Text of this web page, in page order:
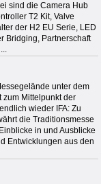
sind die Camera Hub
T2 Kit, Valve
der H2 EU Serie, LED
Bridging, Partnerschaft
unter dem
zum Mittelpunkt der
wieder IFA: Zu
die Traditionsmesse
in und Ausblicke
Entwicklungen aus den